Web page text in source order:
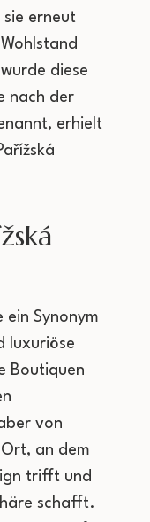
sie erneut
diese
nach der
erhielt
ein Synonym
luxuriöse
Boutiquen
von
an dem
trifft und
schafft.